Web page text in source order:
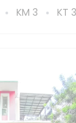
KM 3 KT 3